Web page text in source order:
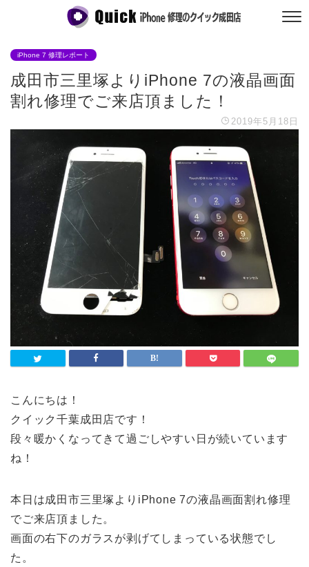
iPhone 7 修理レポート
成田市三里塚よりiPhone 7の液晶画面
割れ修理でご来店頂ました！
2019年5月18日
こんにちは！
クイック千葉成田店です！
段々暖かくなってきて過ごしやすい日が続いています
ね！
本日は成田市三里塚よりiPhone 7の液晶画面割れ修理
でご来店頂ました。
画面の右下のガラスが剥げてしまっている状態でし
た。